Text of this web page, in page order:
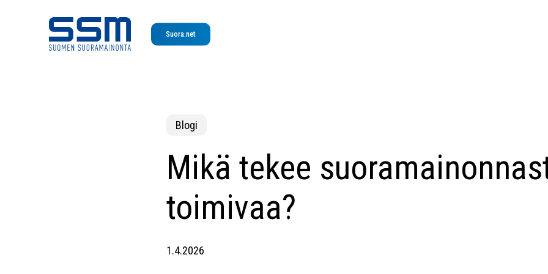
Suora.net
Blogi
Mikä tekee
toimivaa?
1.4.2026